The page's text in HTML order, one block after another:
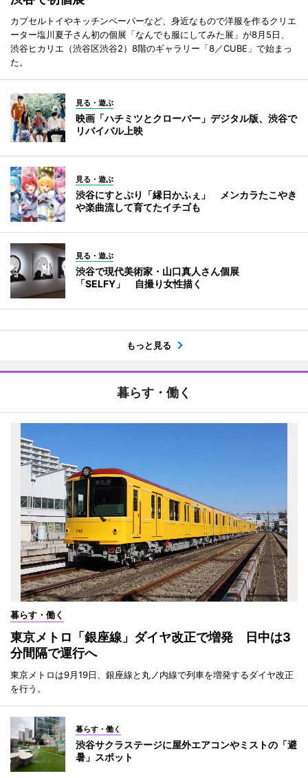
カプセルトイやキッチンペーパーなど、身近なもので洋服を作るクリエ
ーター塩川夏子さん初の個展「なんでも服にしてみた展」が8月5日、
渋谷ヒカリエ（渋谷区渋谷2）8階のギャラリー「8／CUBE」で始まっ
た。
見る・遊ぶ
映画「ハチミツとクローバー」デジタル版、渋谷で
リバイバル上映
見る・遊ぶ
渋谷にすとぷり「縁日かふぇ」 メンカラたこやき
や楽曲流して育てたイチゴも
見る・遊ぶ
渋谷で現代美術家・山口真人さん個展
「SELFY」 自撮り女性描く
もっと見る
暮らす・働く
暮らす・働く
東京メトロ「銀座線」ダイヤ改正で増発 日中は3
分間隔で運行へ
東京メトロは9月19日、銀座線と丸ノ内線で列車を増発するダイヤ改正
を行う。
暮らす・働く
渋谷サクラステージに屋外エアコンやミストの「避
暑」スポット